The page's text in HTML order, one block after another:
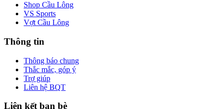
Shop Cầu Lông
VS Sports
Vợt Cầu Lông
Thông tin
Thông báo chung
Thắc mắc, góp ý
Trợ giúp
Liên hệ BQT
Liên kết bạn bè